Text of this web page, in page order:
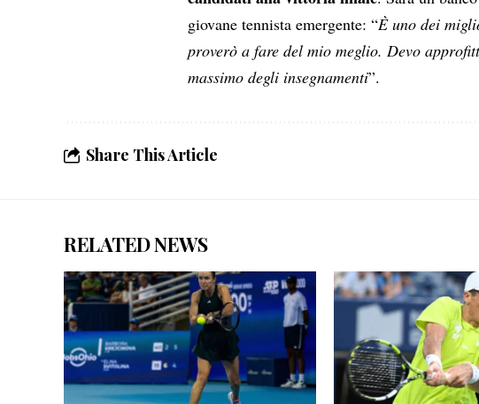
giovane tennista emergente: “È uno dei
proverò a fare del mio meglio. Devo
massimo degli insegnamenti”.
Share This Article
RELATED NEWS